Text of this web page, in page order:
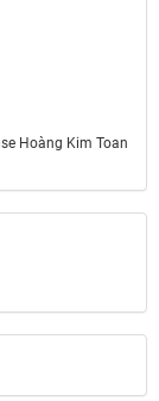
Hoàng Kim Toan